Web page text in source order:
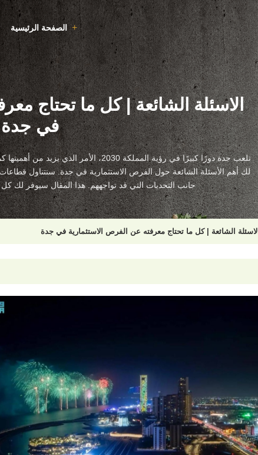
الصفحة الرئيسية
الاسئلة الشائعة | كل ما تحتاج
في جدة
تلعب جدة دورًا كبيرًا في رؤية المملكة
لك أهم الأسئلة الشائعة حول الفرص الاستثمارية في جدة. سنتناول قطاعات
جانب التحديات التي قد تواجههم. هذا المقال سيوفر لك
الاسئلة الشائعة | كل ما تحتاج معرفته عن الفرص الاستثمارية في جدة